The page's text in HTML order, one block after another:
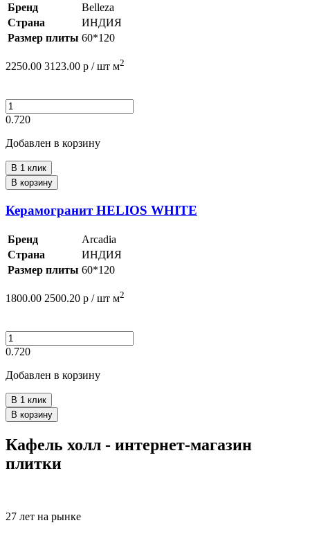
Бренд
Belleza
Страна
ИНДИЯ
Размер плиты 60*120
2250.00 3123.00 р / шт м2
0.720
Добавлен в корзину
В 1 клик
В корзину
Керамогранит HELIOS WHITE
Бренд
Arcadia
Страна
ИНДИЯ
Размер плиты 60*120
1800.00 2500.20 р / шт м2
0.720
Добавлен в корзину
В 1 клик
В корзину
Кафель холл - интернет-магазин
плитки
27 лет на рынке